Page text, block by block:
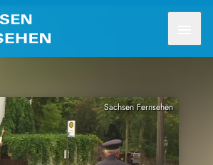
Sachsen Fernsehen